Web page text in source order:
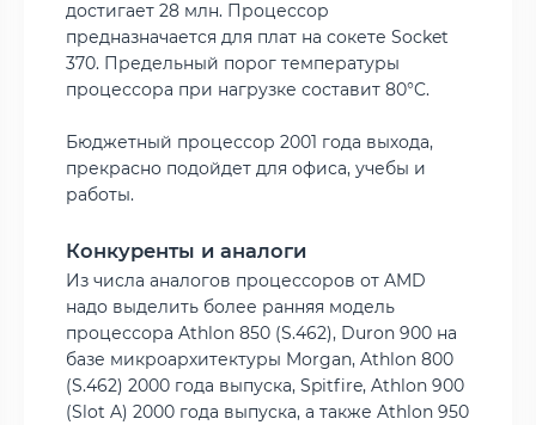
достигает 28 млн. Процессор
предназначается для плат на сокете Socket
370. Предельный порог температуры
процессора при нагрузке составит 80°C.
Бюджетный процессор 2001 года выхода,
прекрасно подойдет для офиса, учебы и
работы.
Конкуренты и аналоги
Из числа аналогов процессоров от AMD
надо выделить более ранняя модель
процессора Athlon 850 (S.462), Duron 900 на
базе микроархитектуры Morgan, Athlon 800
(S.462) 2000 года выпуска, Spitfire, Athlon 900
(Slot A) 2000 года выпуска, а также Athlon 950